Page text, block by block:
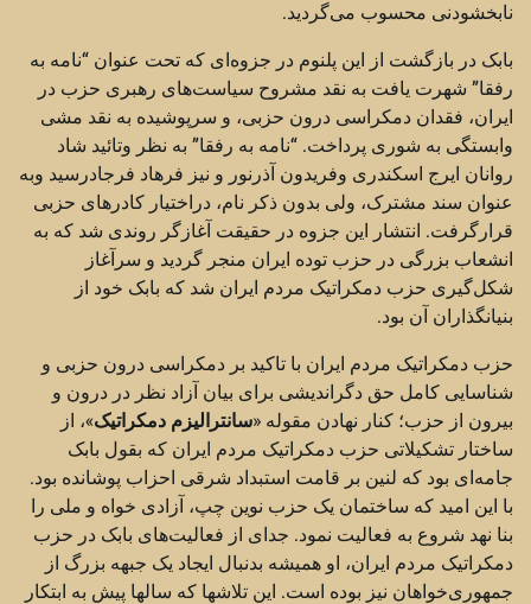
نابخشودنی محسوب می‌گردید.
بابک در بازگشت از این پلنوم در جزوه‌ای که تحت عنوان “نامه به
رفقا” شهرت یافت به نقد مشروح سیاست‌های رهبری حزب در
ایران، فقدان دمکراسی درون حزبی، و سرپوشیده به نقد مشی
وابستگی به شوری پرداخت. “نامه به رفقا” به نظر وتائید شاد
روانان ایرج اسکندری وفریدون آذرنور و نیز فرهاد فرجادرسید وبه
عنوان سند مشترک، ولی بدون ذکر نام، دراختیار کادرهای حزبی
قرارگرفت. انتشار این جزوه در حقیقت آغازگر روندی شد که به
انشعاب بزرگی در حزب توده ایران منجر گردید و سرآغاز
شکل‌گیری حزب دمکراتیک مردم ایران شد که بابک خود از
بنیانگذاران آن بود.
حزب دمکراتیک مردم ایران با تاکید بر دمکراسی درون حزبی و
شناسایی کامل حق دگراندیشی برای بیان آزاد نظر در درون و
بیرون از حزب؛ کنار نهادن مقوله «سانترالیزم دمکراتیک»، از
ساختار تشکیلاتی حزب دمکراتیک مردم ایران که بقول بابک
جامه‌ای بود که لنین بر قامت استبداد شرقی احزاب پوشانده بود.
با این امید که ساختمان یک حزب نوین چپ، آزادی خواه و ملی را
بنا نهد شروع به فعالیت نمود. جدای از فعالیت‌های بابک در حزب
دمکراتیک مردم ایران، او همیشه بدنبال ایجاد یک جبهه بزرگ از
جمهوری‌خواهان نیز بوده است. این تلاشها که سالها پیش به ابتکار